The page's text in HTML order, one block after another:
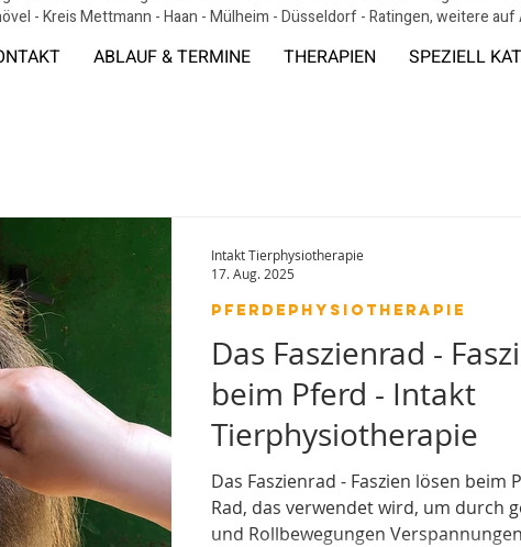
- Kreis Mettmann - Haan - Mülheim - Düsseldorf - Ratingen, weitere
ABLAUF & TERMINE THERAPIEN SPEZIELL
Das Faszienrad -
beim Pferd - Intakt
Tierphysiotherapie
Das Faszienrad - Faszien lösen beim
Rad, das verwendet wird, um durch
und Rollbewegungen
Pferdephysiotherapie
Intakt Tierphysiotherapie
17. Aug. 2025